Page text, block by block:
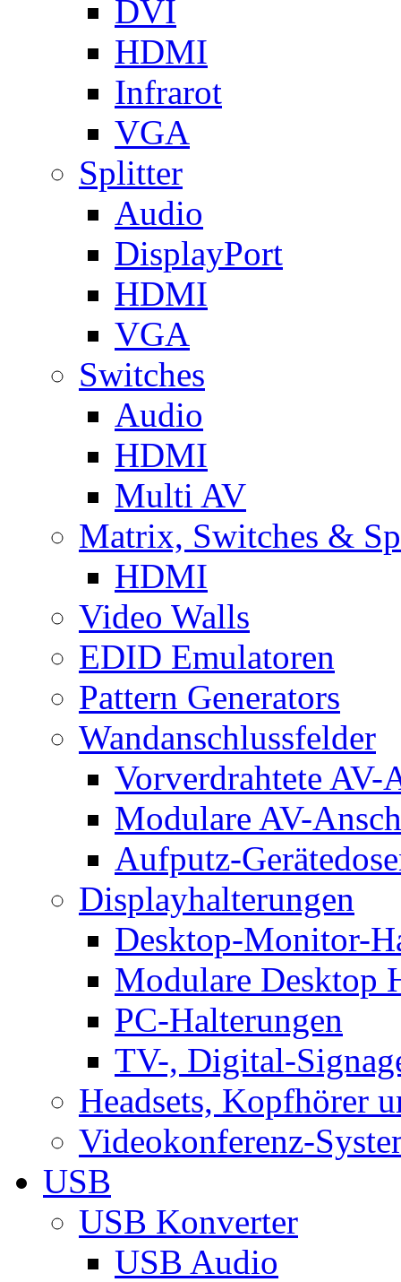
DVI
HDMI
Infrarot
VGA
Splitter
Audio
DisplayPort
HDMI
VGA
Switches
Audio
HDMI
Multi AV
Matrix, Switches &
HDMI
Video Walls
EDID Emulatoren
Pattern Generators
Wandanschlussfelder
Vorverdrahtete AV-
Modulare AV-
Aufputz-
Displayhalterungen
Desktop-Monitor-
Modulare Desktop
PC-Halterungen
TV-, Digital-
Headsets, Kopfhörer
Videokonferenz-
USB
USB Konverter
USB Audio